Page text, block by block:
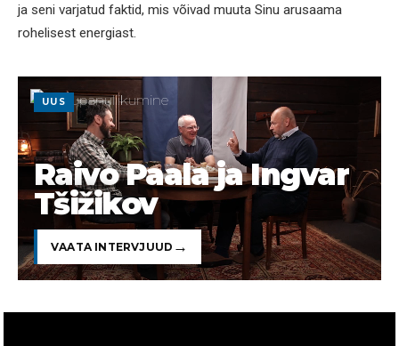
ja seni varjatud faktid, mis võivad muuta Sinu arusaama
rohelisest energiast.
UUS
Raivo Paala ja Ingvar
Tšižikov
VAATA INTERVJUUD